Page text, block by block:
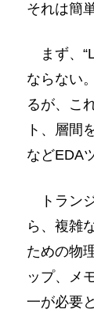
それは簡
まず、
ならない
るが、こ
ト、層間
などEDA
トラン
ら、複雑
ための物
ップ、メ
一が必要